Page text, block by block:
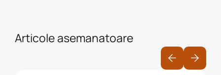
Articole asemanatoare